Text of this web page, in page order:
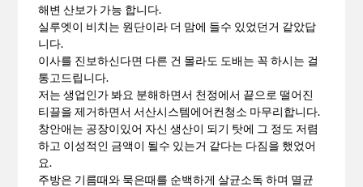
해변 산보가 가능 합니다.
실루엣이 비치는 원단이라 더 맘에 들수 있었던거 같았답
니다.
이사를 진보하신다면 다른 건 몰라도 도배는 꼭 하시는 걸
통고드립니다.
저는 생업인가 봐요 분해하면서 천정에서 끝으로 떨어진
티끌을 제거하면서 서산시스템에어컨청소 마무리합니다.
창안애는 공장이있어 자신 생산이 되기 탓에 그 정도 저렴
하고 이성적인 금액이 될수 있는거 같다는 다짐을 했었어
요.
주방은 기름때와 묵은때를 순백하게 살균소독 하며 멸균